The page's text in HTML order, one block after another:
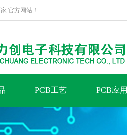
官方网站！
PCB工艺 PCB应用